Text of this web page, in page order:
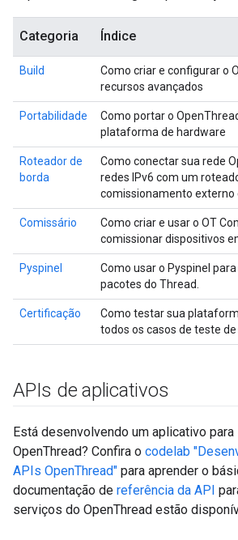
Categoria Índice
Build
Como criar e configurar o
recursos avançados
Portabilidade
Como portar o
plataforma de hardware
Roteador de
borda
Como conectar sua rede
redes IPv6 com um
comissionamento externo
Comissário
Como criar e usar o OT
comissionar dispositivos
Pyspinel
Como usar o Pyspinel
pacotes do Thread.
Certificação
Como testar sua
todos os casos de teste
APIs de aplicativos
Está desenvolvendo um aplicativo
OpenThread? Confira o codelab
APIs OpenThread" para aprender o
documentação de referência da API
serviços do OpenThread estão